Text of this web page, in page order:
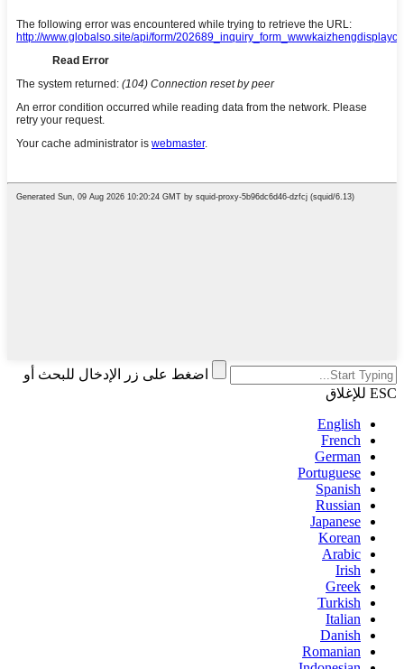
اضغط على زر الإدخال للبحث أو
ESC للإغلاق
English
French
German
Portuguese
Spanish
Russian
Japanese
Korean
Arabic
Irish
Greek
Turkish
Italian
Danish
Romanian